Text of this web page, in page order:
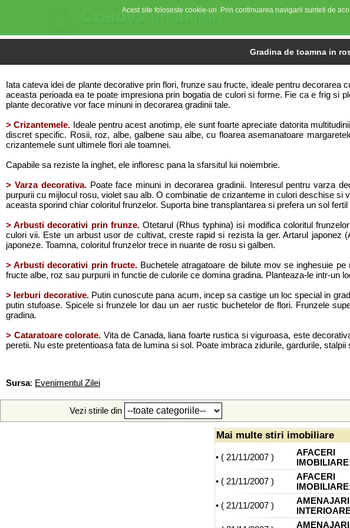
Craiovaimobiliare
Gradina de toamna in
Iata cateva idei de plante decorative prin flori, frunze sau fructe, ideale pentru decorarea
aceasta perioada ea te poate impresiona prin bogatia de culori si forme. Fie ca e frig si
plante decorative vor face minuni in decorarea gradinii tale.
> Crizantemele. Ideale pentru acest anotimp, ele sunt foarte apreciate datorita
discret specific. Rosii, roz, albe, galbene sau albe, cu floarea asemanatoare
crizantemele sunt ultimele flori ale toamnei.
Capabile sa reziste la inghet, ele infloresc pana la sfarsitul lui noiembrie.
> Varza decorativa.Poate face minuni in decorarea gradinii. Interesul pentru varza
purpurii cu mijlocul rosu, violet sau alb. O combinatie de crizanteme in culori deschise
aceasta sporind chiar coloritul frunzelor. Suporta bine transplantarea si prefera un sol fertil
> Arbusti decorativi prin frunze.Otetarul (Rhus typhina) isi modifica coloritul
culori vii. Este un arbust usor de cultivat, creste rapid si rezista la ger. Artarul japonez
japoneze. Toamna, coloritul frunzelor trece in nuante de rosu si galben.
> Arbusti decorativi prin fructe.Buchetele atragatoare de bilute mov se inghesuie
fructe albe, roz sau purpurii in functie de culorile ce domina gradina. Planteaza-le intr-un
> Ierburi decorative.Putin cunoscute pana acum, incep sa castige un loc special in
putin stufoase. Spicele si frunzele lor dau un aer rustic buchetelor de flori. Frunzele
gradina.
> Cataratoare colorate. Vita de Canada, liana foarte rustica si viguroasa, este
peretii. Nu este pretentioasa fata de lumina si sol. Poate imbraca zidurile, gardurile, stalpii
Sursa: Evenimentul Zilei
Vezi stirile din
Mai multe stiri imobiliare
• ( 21/11/2007 )
AFACERI
IMOBILIARE:
• ( 21/11/2007 )
AFACERI
IMOBILIARE:
• ( 21/11/2007 )
AMENAJARI
AMENAJARI
Acest site foloseste cookie-uri. Prin continuarea navigarii sunteti de